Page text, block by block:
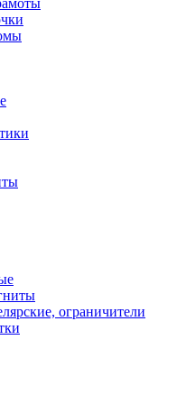
ограничители